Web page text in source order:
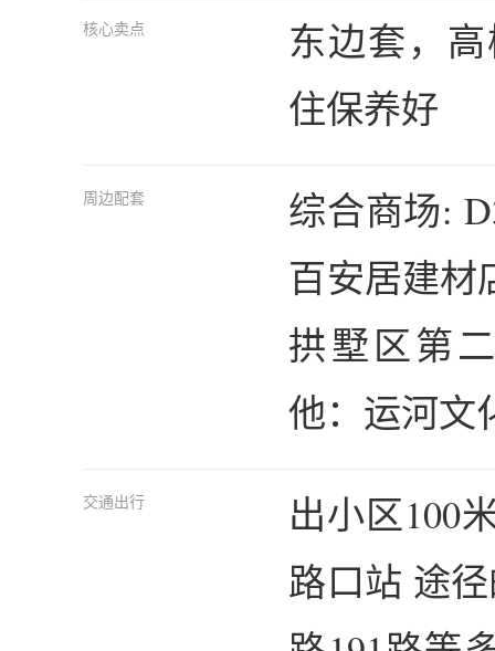
核心卖点
东边套，
住保养好
周边配套
综合商场:
百安居建材
拱墅区第
他：运河文
交通出行
出小区100
路口站 途